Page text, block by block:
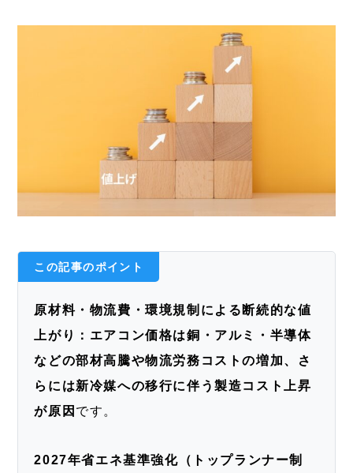
この記事のポイント
原材料・物流費・環境規制による断続的な値
上がり： エアコン価格は銅・アルミ・半導体
などの部材高騰や物流労務コストの増加、さ
らには新冷媒への移行に伴う製造コスト上昇
が原因 です。
2027年省エネ基準強化（トップランナー制